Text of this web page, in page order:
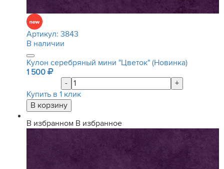
Артикул: 3843
В наличии
Кулон серебряный мини "Цветок" (Новинка)
1 500
-
+
Купить в 1 клик
В избранном В избранное